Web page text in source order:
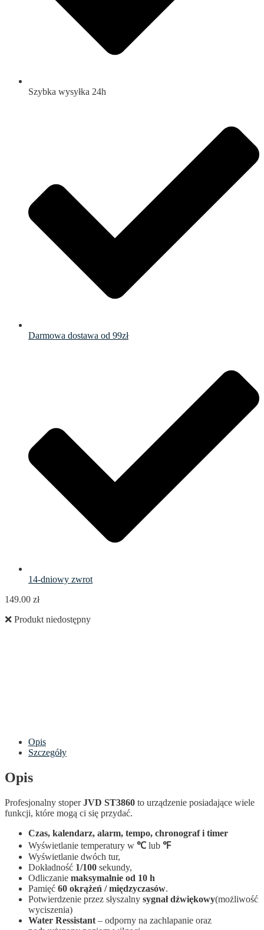
Szybka wysyłka 24h
Darmowa dostawa od 99zł
14-dniowy zwrot
149.00 zł
❌ Produkt niedostępny
Opis
Szczegóły
Opis
Profesjonalny stoperJVD ST3860 to urządzenie posiadające wiele
funkcji, które mogą ci się przydać.
Czas, kalendarz, alarm, tempo, chronograf i timer
Wyświetlanie temperatury w ℃ lub ℉
Wyświetlanie dwóch tur,
Dokładność 1/100 sekundy,
Odliczanie maksymalnie od 10 h
Pamięć 60 okrążeń / międzyczasów.
Potwierdzenie przez słyszalny sygnał dźwiękowy(możliwość
wyciszenia)
Water Ressistant – odporny na zachlapanie oraz